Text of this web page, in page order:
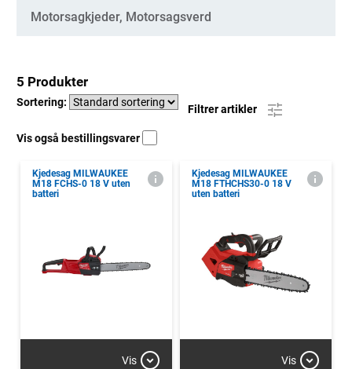
Motorsagkjeder, Motorsagsverd
5 Produkter
Sortering:
Filtrer artikler
Vis også bestillingsvarer
Kjedesag MILWAUKEE
M18 FCHS-0 18 V uten
batteri
Vis
Kjedesag MILWAUKEE
M18 FTHCHS30-0 18 V
uten batteri
Vis